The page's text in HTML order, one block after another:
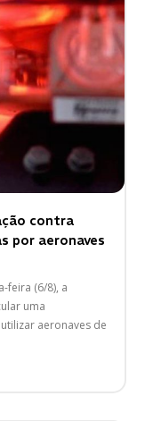
contra
por aeronaves
feira (6/8), a
uma
aeronaves de